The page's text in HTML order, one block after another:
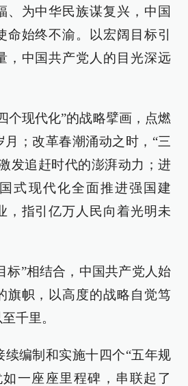
、为中华民族谋复兴，中国
命始终不渝。以宏阔目标引
，中国共产党人的目光深远
个现代化”的战略擘画，点燃
；改革春潮涌动之时，“三
发追赶时代的澎湃动力；进
式现代化全面推进强国建
，指引亿万人民向着光明未
标”相结合，中国共产党人始
旗帜，以高度的战略自觉笃
千里。
续编制和实施十四个“五年规
一座座里程碑，串联起了